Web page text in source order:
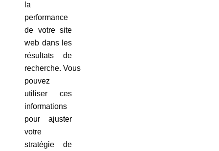
la
performance
de votre site
web dans les
résultats de
recherche. Vous
pouvez
utiliser ces
informations
pour ajuster
votre
stratégie de